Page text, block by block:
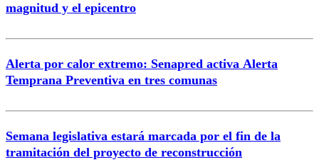
magnitud y el epicentro
Alerta por calor extremo: Senapred activa Alerta
Temprana Preventiva en tres comunas
Semana legislativa estará marcada por el fin de la
tramitación del proyecto de reconstrucción